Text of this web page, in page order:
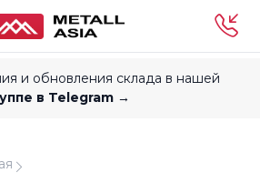
и обновления склада в нашей
в Telegram →